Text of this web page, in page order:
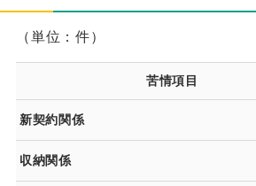
（単位：件）
苦情項目
新契約関係
収納関係